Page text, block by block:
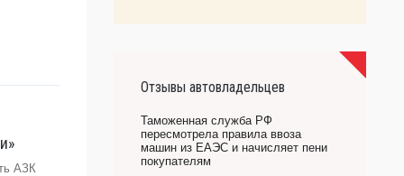
АЗК
Отзывы автовладельцев
Таможенная служба РФ
пересмотрела правила ввоза
машин из ЕАЭС и начисляет пени
покупателям